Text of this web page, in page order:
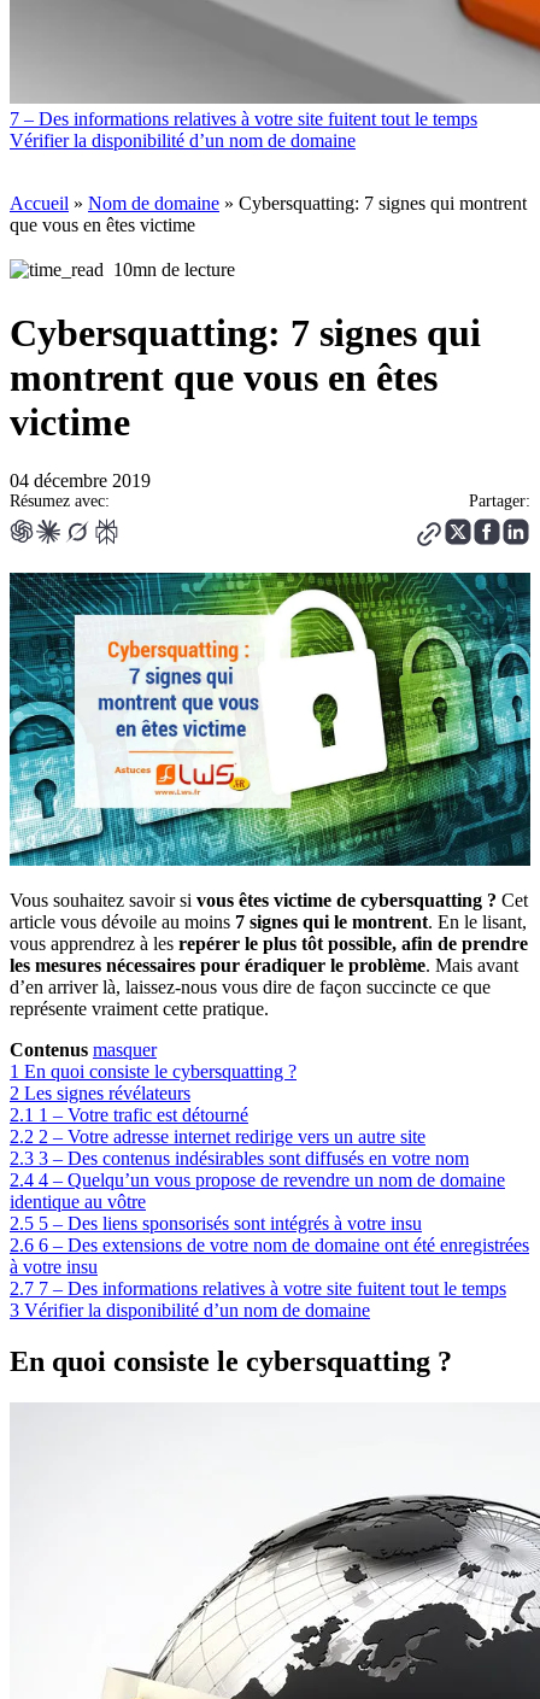
7 – Des informations relatives à votre site fuitent tout le temps
Vérifier la disponibilité d’un nom de domaine
Accueil » Nom de domaine » Cybersquatting: 7 signes qui montrent
que vous en êtes victime
10mn de lecture
Cybersquatting: 7 signes qui
montrent que vous en êtes
victime
04 décembre 2019
Résumez avec: Partager:
Vous souhaitez savoir si vous êtes victime de cybersquatting ? Cet
article vous dévoile au moins 7 signes qui le montrent. En le lisant,
vous apprendrez à les repérer le plus tôt possible, afin de prendre
les mesures nécessaires pour éradiquer le problème. Mais avant
d’en arriver là, laissez-nous vous dire de façon succincte ce que
représente vraiment cette pratique.
Contenus masquer
1 En quoi consiste le cybersquatting ?
2 Les signes révélateurs
2.1 1 – Votre trafic est détourné
2.2 2 – Votre adresse internet redirige vers un autre site
2.3 3 – Des contenus indésirables sont diffusés en votre nom
2.4 4 – Quelqu’un vous propose de revendre un nom de domaine
identique au vôtre
2.5 5 – Des liens sponsorisés sont intégrés à votre insu
2.6 6 – Des extensions de votre nom de domaine ont été enregistrées
à votre insu
2.7 7 – Des informations relatives à votre site fuitent tout le temps
3 Vérifier la disponibilité d’un nom de domaine
En quoi consiste le cybersquatting ?